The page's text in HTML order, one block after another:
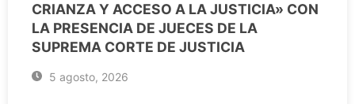
CRIANZA Y ACCESO A LA JUSTICIA» CON
LA PRESENCIA DE JUECES DE LA
SUPREMA CORTE DE JUSTICIA
5 agosto, 2026